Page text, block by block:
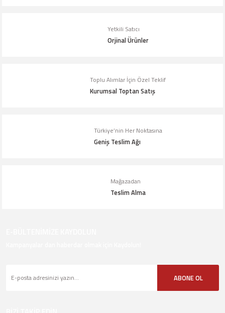
Ürün fiyatı diğer sitelerden daha pahalı.Yetkili Satıcı
Orjinal Ürünler
Toplu Alımlar İçin Özel Teklif
Kurumsal Toptan Satış
Türkiye’nin Her Noktasına
Geniş Teslim Ağı
Mağazadan
Teslim Alma
ABONE OL